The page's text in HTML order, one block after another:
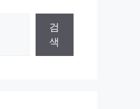
검
색